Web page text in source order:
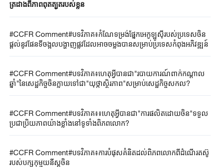
ត្រដាងពីភាពពុតត្បុតរបស់ខ្លួន
#CCFR Comment#បទវិភាគ៖កំណែទម្រង់ផ្នែកអេកូឡូស៊ីរបស់ប្រទេសចិន
ផ្តល់នូវផែនទីចង្អុលបង្ហាញផ្លូវដែលអាចចម្លងបានសម្រាប់ប្រទេសកំពុងអភិវឌ្ឍន៍
#CCFR Comment#បទវិភាគ៖ហេតុអ្វីបានជា"របាយការណ៍ពាក់កណ្តាល
ឆ្នាំ"នៃសេដ្ឋកិច្ចចិនក្លាយទៅជា"យុថ្កាស្ថិរភាព"សម្រាប់សេដ្ឋកិច្ចសកល?
#CCFR Comment#បទវិភាគ៖៖ហេតុអ្វីបានជា"ការផលិតដោយចិន"ទទួល
ប្រជាប្រិយភាពយ៉ាងខ្លាំងនៅទូទាំងពិភពលោក?
#CCFR Comment#បទវិភាគ៖ការបំផុសគំនិតដល់ពិភពលោកពីដំណើរតស៊ូ
របស់បក្សកុម្មុយនីស្តចិន